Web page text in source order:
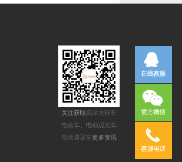
关注获取高尔夫球车
电动车、 电动观光车
电动巡逻车更多资讯